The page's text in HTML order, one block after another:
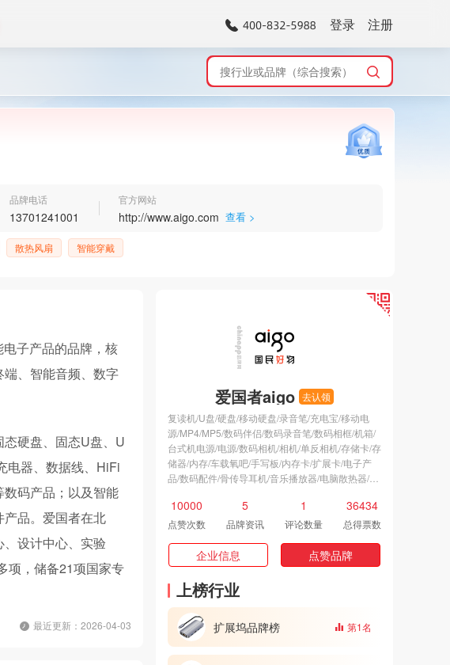
登录 注册
品牌电话
13701241001
官方网站
http://www.aigo.com 查看 >
散热风扇 智能穿戴
子产品的品牌，核
、智能音频、数字
硬盘、固态U盘、U
电器、数据线、HiFi
码产品；以及智能
品。爱国者在北
设计中心、实验
项，储备21项国家专
最近更新：2026-04-03
爱国者aigo 去认领
复读机/U盘/硬盘/移动硬盘/录音笔/充电宝/移动电
源/MP4/MP5/数码伴侣/数码录音笔/数码相框/机箱/
台式机电源/电源/数码相机/相机/单反相机/存储卡/存
储器/内存/车载氧吧/手写板/内存卡/扩展卡/电子产
品/数码配件/骨传导耳机/音乐播放器/电脑散热器/户
电器/充电器/便携充电宝/闪存卡/键鼠套装/键盘膜/电
脑机箱/电脑耳机/随身听/数码/DVD播放器/固态移动
片机/高速摄像机/微型摄像机/便携式硬盘/智能音箱/
游戏耳机/轻薄充电宝/电视音响/固态驱动器/笔记本
音箱/游戏鼠标垫/扩展坞/国产相机/翻译机/智能穿戴/
执法记录仪/高速U盘/刻录机/光驱
10000
点赞次数
5
品牌资讯
1
评论数量
36434
总得票数
企业信息 点赞品牌
上榜行业
扩展坞品牌榜 第1名